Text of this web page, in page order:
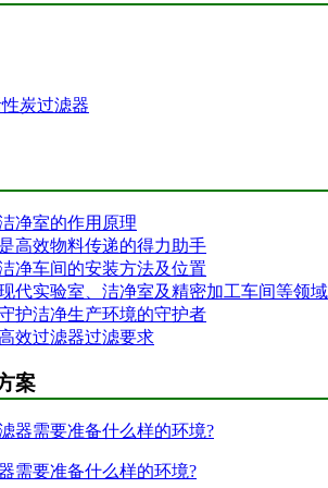
炭过滤器
净室的作用原理
高效物料传递的得力助手
净车间的安装方法及位置
代实验室、洁净室及精密加工车间等领
护洁净生产环境的守护者
效过滤器过滤要求
案
需要准备什么样的环境?